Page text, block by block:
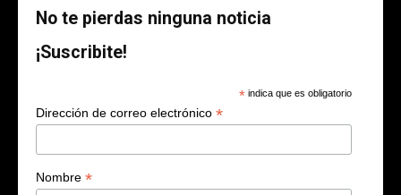
No te pierdas ninguna noticia
¡Suscribite!
* indica que es obligatorio
Dirección de correo electrónico *
Nombre *